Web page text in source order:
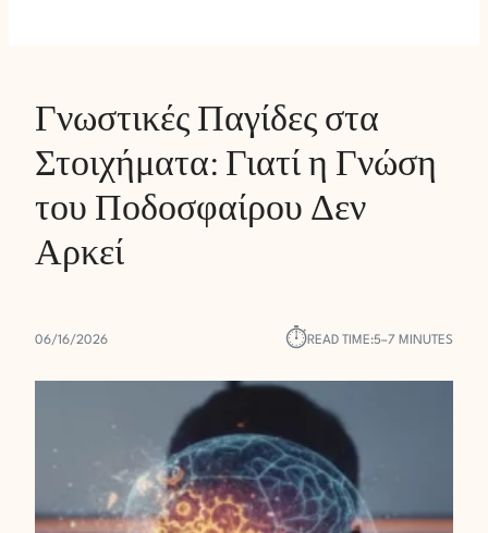
Γνωστικές Παγίδες στα
Στοιχήματα: Γιατί η Γνώση
του Ποδοσφαίρου Δεν
Αρκεί
06/16/2026 ⏱︎READ TIME:5–7 MINUTES